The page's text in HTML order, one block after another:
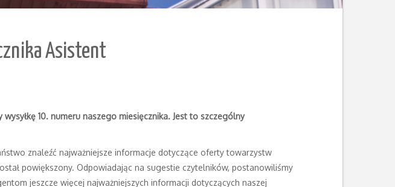
Asistent
10. numeru naszego miesięcznika. Jest to szczególny
znaleźć najważniejsze informacje dotyczące oferty towarzystw
powiększony. Odpowiadając na sugestie czytelników, postanowiliśmy
jeszcze więcej najważniejszych informacji dotyczących naszej